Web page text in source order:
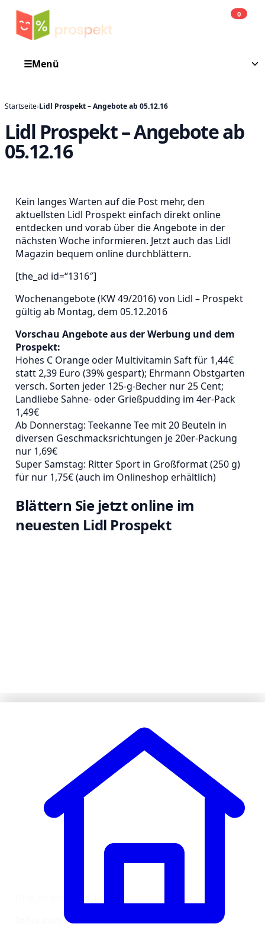
0
☰Menü
Startseite›Lidl Prospekt – Angebote ab 05.12.16
Lidl Prospekt – Angebote ab
05.12.16
Kein langes Warten auf die Post mehr, den
aktuellsten Lidl Prospekt einfach direkt online
entdecken und vorab über die Angebote in der
nächsten Woche informieren. Jetzt auch das Lidl
Magazin bequem online durchblättern.
[the_ad id=“1316″]
Wochenangebote (KW 49/2016) von Lidl – Prospekt
gültig ab Montag, dem 05.12.2016
Vorschau Angebote aus der Werbung und dem
Prospekt:
Hohes C Orange oder Multivitamin Saft für 1,44€
statt 2,39 Euro (39% gespart); Ehrmann Obstgarten
versch. Sorten jeder 125-g-Becher nur 25 Cent;
Landliebe Sahne- oder Grießpudding im 4er-Pack
1,49€
Ab Donnerstag: Teekanne Tee mit 20 Beuteln in
diversen Geschmacksrichtungen je 20er-Packung
nur 1,69€
Super Samstag: Ritter Sport in Großformat (250 g)
für nur 1,75€ (auch im Onlineshop erhältlich)
Blättern Sie jetzt online im
neuesten Lidl Prospekt
Infos zum Lidl Prospekt vom 05.12.16